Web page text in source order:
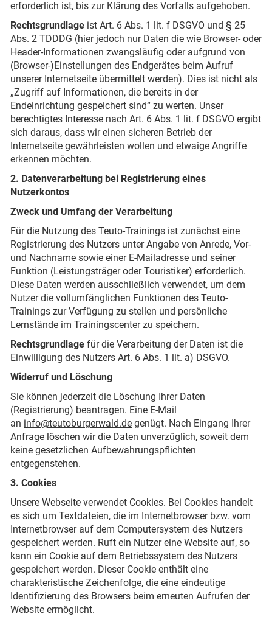
erforderlich ist, bis zur Klärung des Vorfalls aufgehoben.
Rechtsgrundlage ist Art. 6 Abs. 1 lit. f DSGVO und § 25
Abs. 2 TDDDG (hier jedoch nur Daten die wie Browser- oder
Header-Informationen zwangsläufig oder aufgrund von
(Browser-)Einstellungen des Endgerätes beim Aufruf
unserer Internetseite übermittelt werden). Dies ist nicht als
„Zugriff auf Informationen, die bereits in der
Endeinrichtung gespeichert sind“ zu werten. Unser
berechtigtes Interesse nach Art. 6 Abs. 1 lit. f DSGVO ergibt
sich daraus, dass wir einen sicheren Betrieb der
Internetseite gewährleisten wollen und etwaige Angriffe
erkennen möchten.
2. Datenverarbeitung bei Registrierung eines
Nutzerkontos
Zweck und Umfang der Verarbeitung
Für die Nutzung des Teuto-Trainings ist zunächst eine
Registrierung des Nutzers unter Angabe von Anrede, Vor-
und Nachname sowie einer E-Mailadresse und seiner
Funktion (Leistungsträger oder Touristiker) erforderlich.
Diese Daten werden ausschließlich verwendet, um dem
Nutzer die vollumfänglichen Funktionen des Teuto-
Trainings zur Verfügung zu stellen und persönliche
Lernstände im Trainingscenter zu speichern.
Rechtsgrundlage für die Verarbeitung der Daten ist die
Einwilligung des Nutzers Art. 6 Abs. 1 lit. a) DSGVO.
Widerruf und Löschung
Sie können jederzeit die Löschung Ihrer Daten
(Registrierung) beantragen. Eine E-Mail
an info@teutoburgerwald.de genügt. Nach Eingang Ihrer
Anfrage löschen wir die Daten unverzüglich, soweit dem
keine gesetzlichen Aufbewahrungspflichten
entgegenstehen.
3. Cookies
Unsere Webseite verwendet Cookies. Bei Cookies handelt
es sich um Textdateien, die im Internetbrowser bzw. vom
Internetbrowser auf dem Computersystem des Nutzers
gespeichert werden. Ruft ein Nutzer eine Website auf, so
kann ein Cookie auf dem Betriebssystem des Nutzers
gespeichert werden. Dieser Cookie enthält eine
charakteristische Zeichenfolge, die eine eindeutige
Identifizierung des Browsers beim erneuten Aufrufen der
Website ermöglicht.